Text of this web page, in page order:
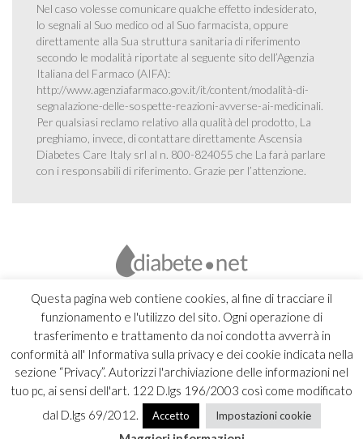
Questa pagina web contiene cookies, al fine di tracciare il
funzionamento e l'utilizzo del sito. Ogni operazione di
trasferimento e trattamento da noi condotta avverrà in
conformità all' Informativa sulla privacy e dei cookie indicata nella
sezione “Privacy”. Autorizzi l'archiviazione delle informazioni nel
tuo pc, ai sensi dell'art. 122 D.lgs 196/2003 così come modificato
dal D.lgs 69/2012.
Accetto Impostazioni cookie
Nel caso volesse comunicare qualche effetto indesiderato,
lo segnali al Suo medico od al Suo farmacista, oppure
direttamente alla Sua struttura sanitaria di riferimento
secondo le modalità riportate al seguente sito dell’Agenzia
Italiana del Farmaco (AIFA):
http://www.agenziafarmaco.gov.it/it/content/modalità-di-
segnalazione-delle-sospette-reazioni-avverse-ai-medicinali.
Per qualsiasi reclamo relativo alla qualità del prodotto, La
preghiamo, invece, di contattare direttamente Ascensia
Diabetes Care Italy srl al n. 800-824055 che La farà parlare
con i responsabili di riferimento. Grazie per l’attenzione.
Copyright 2026 Ascensia Diabetes Care Italy srl |Credits